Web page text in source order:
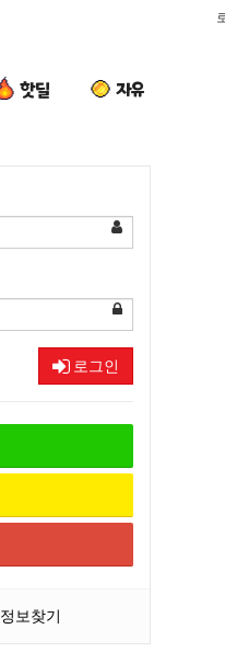
핫딜 자유
로그인
정보찾기